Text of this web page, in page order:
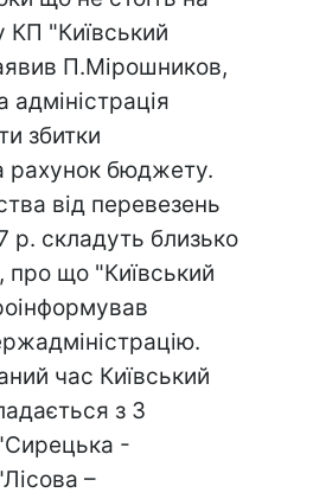
КП "Київський
П.Мірошников,
адміністрація
збитки
рахунок бюджету.
від перевезень
р. складуть близько
що "Київський
час Київський
з 3
-
–